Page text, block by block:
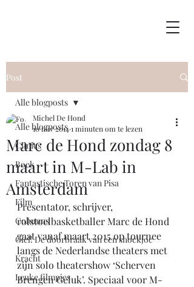
Post
Alle blogposts
Clinics
Boek
Fantastische Toren van Pisa
Film
Columns
Giel! De doorbraak van een shockjoc
Kracht
Leuke filmpjes
Alle blogposts
Marc de Hond zondag 8
maart in M-Lab in
Amsterdam
Michel De Hond
10 nov 20141 minuten om te lezen
Presentator, schrijver,
rolstoelbasketballer Marc de Hond
gaat vanaf maart 2015 op tournee
langs de Nederlandse theaters met
zijn solo theatershow ‘Scherven
Brengen Geluk’. Speciaal voor M-